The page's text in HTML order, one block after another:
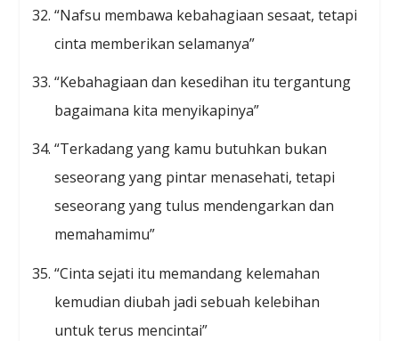
“Nafsu membawa kebahagiaan sesaat, tetapi
cinta memberikan selamanya”
“Kebahagiaan dan kesedihan itu tergantung
bagaimana kita menyikapinya”
“Terkadang yang kamu butuhkan bukan
seseorang yang pintar menasehati, tetapi
seseorang yang tulus mendengarkan dan
memahamimu”
“Cinta sejati itu memandang kelemahan
kemudian diubah jadi sebuah kelebihan
untuk terus mencintai”